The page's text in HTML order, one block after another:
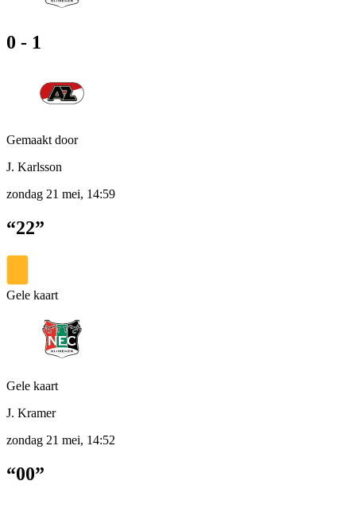
0 - 1
Gemaakt door
J. Karlsson
zondag 21 mei, 14:59
“22”
Gele kaart
Gele kaart
J. Kramer
zondag 21 mei, 14:52
“00”